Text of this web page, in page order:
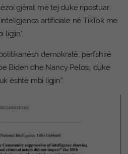
gjërat më tej duke ripostuar
artificiale në TikTok me
ligjin’.
demokratë, përfshirë
Biden dhe Nancy Pelosi, duke
është mbi ligjin”.